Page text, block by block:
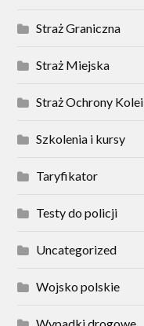
Straż Graniczna
Straż Miejska
Straż Ochrony Kolei
Szkolenia i kursy
Taryfikator
Testy do policji
Uncategorized
Wojsko polskie